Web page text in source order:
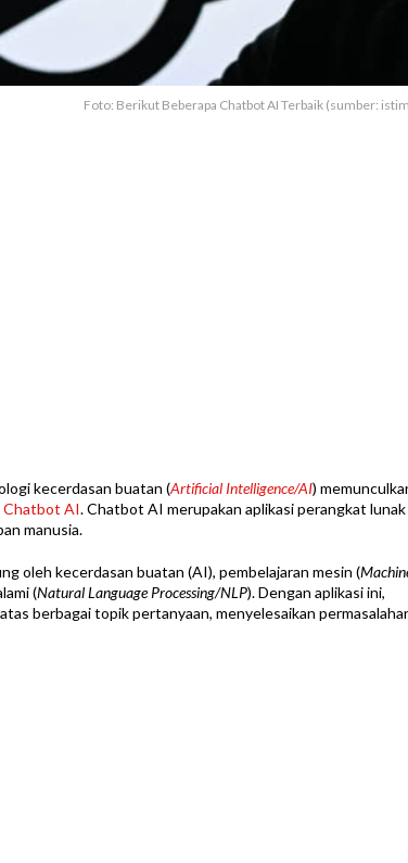
Foto: Berikut Beberapa Chatbot AI Terbaik (sumber:
kecerdasan buatan (Artificial Intelligence/AI)
Chatbot AI. Chatbot AI merupakan aplikasi perangkat lunak
manusia.
oleh kecerdasan buatan (AI), pembelajaran mesin (
(Natural Language Processing/NLP). Dengan aplikasi ini,
berbagai topik pertanyaan, menyelesaikan